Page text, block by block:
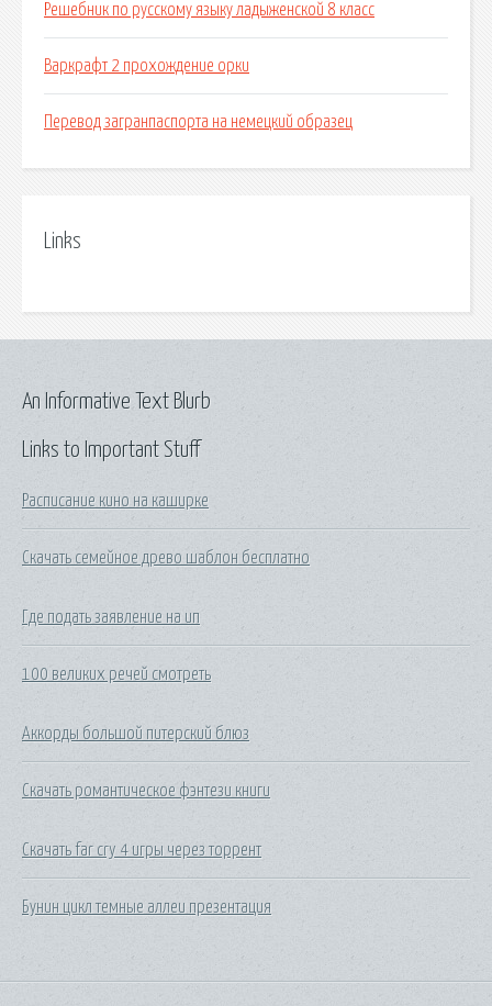
Решебник по русскому языку ладыженской 8 класс
Варкрафт 2 прохождение орки
Перевод загранпаспорта на немецкий образец
Links
Links to Important Stuff
Расписание кино на каширке
Скачать семейное древо шаблон бесплатно
Где подать заявление на ип
100 великих речей смотреть
Аккорды большой питерский блюз
Скачать романтическое фэнтези книги
Скачать far cry 4 игры через торрент
Бунин цикл темные аллеи презентация
An Informative Text Blurb